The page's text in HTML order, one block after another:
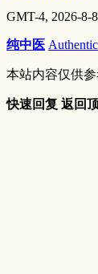
GMT-4, 2026-8-
纯中医
本站内容仅供
快速回复 返回